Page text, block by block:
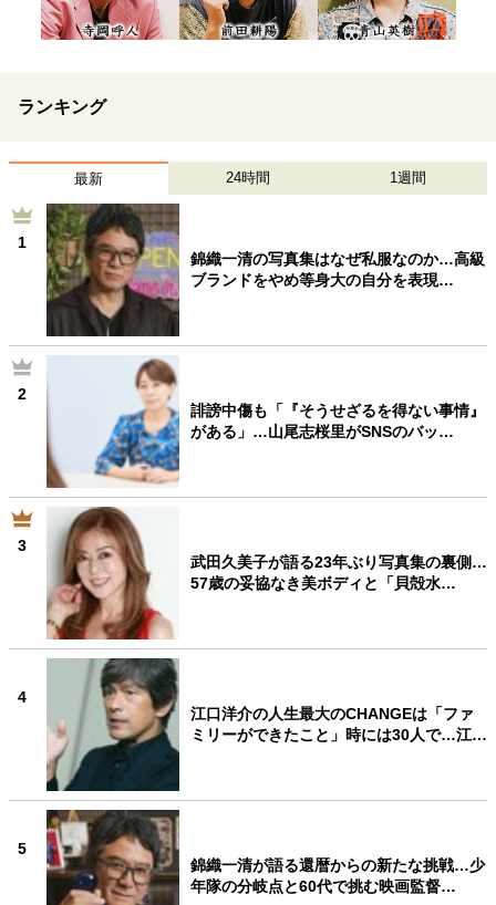
ランキング
最新 24時間 1週間
1
錦織一清の写真集はなぜ私服なのか…高級
ブランドをやめ等身大の自分を表現…
2
誹謗中傷も「『そうせざるを得ない事情』
がある」…山尾志桜里がSNSのバッ…
3
武田久美子が語る23年ぶり写真集の裏側…
57歳の妥協なき美ボディと「貝殻水…
4
江口洋介の人生最大のCHANGEは「ファ
ミリーができたこと」時には30人で…江…
5
錦織一清が語る還暦からの新たな挑戦…少
年隊の分岐点と60代で挑む映画監督…